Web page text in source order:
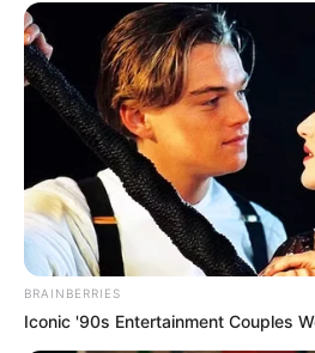
BRAINBERRIES
Iconic '90s Entertainment Couples